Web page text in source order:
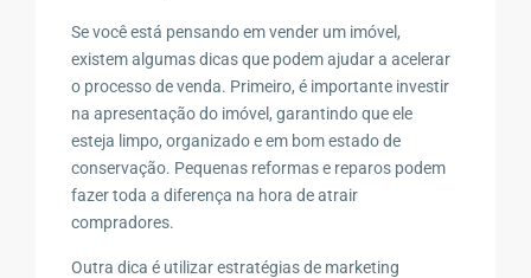
Se você está pensando em vender um imóvel,
existem algumas dicas que podem ajudar a acelerar
o processo de venda. Primeiro, é importante investir
na apresentação do imóvel, garantindo que ele
esteja limpo, organizado e em bom estado de
conservação. Pequenas reformas e reparos podem
fazer toda a diferença na hora de atrair
compradores.
Outra dica é utilizar estratégias de marketing